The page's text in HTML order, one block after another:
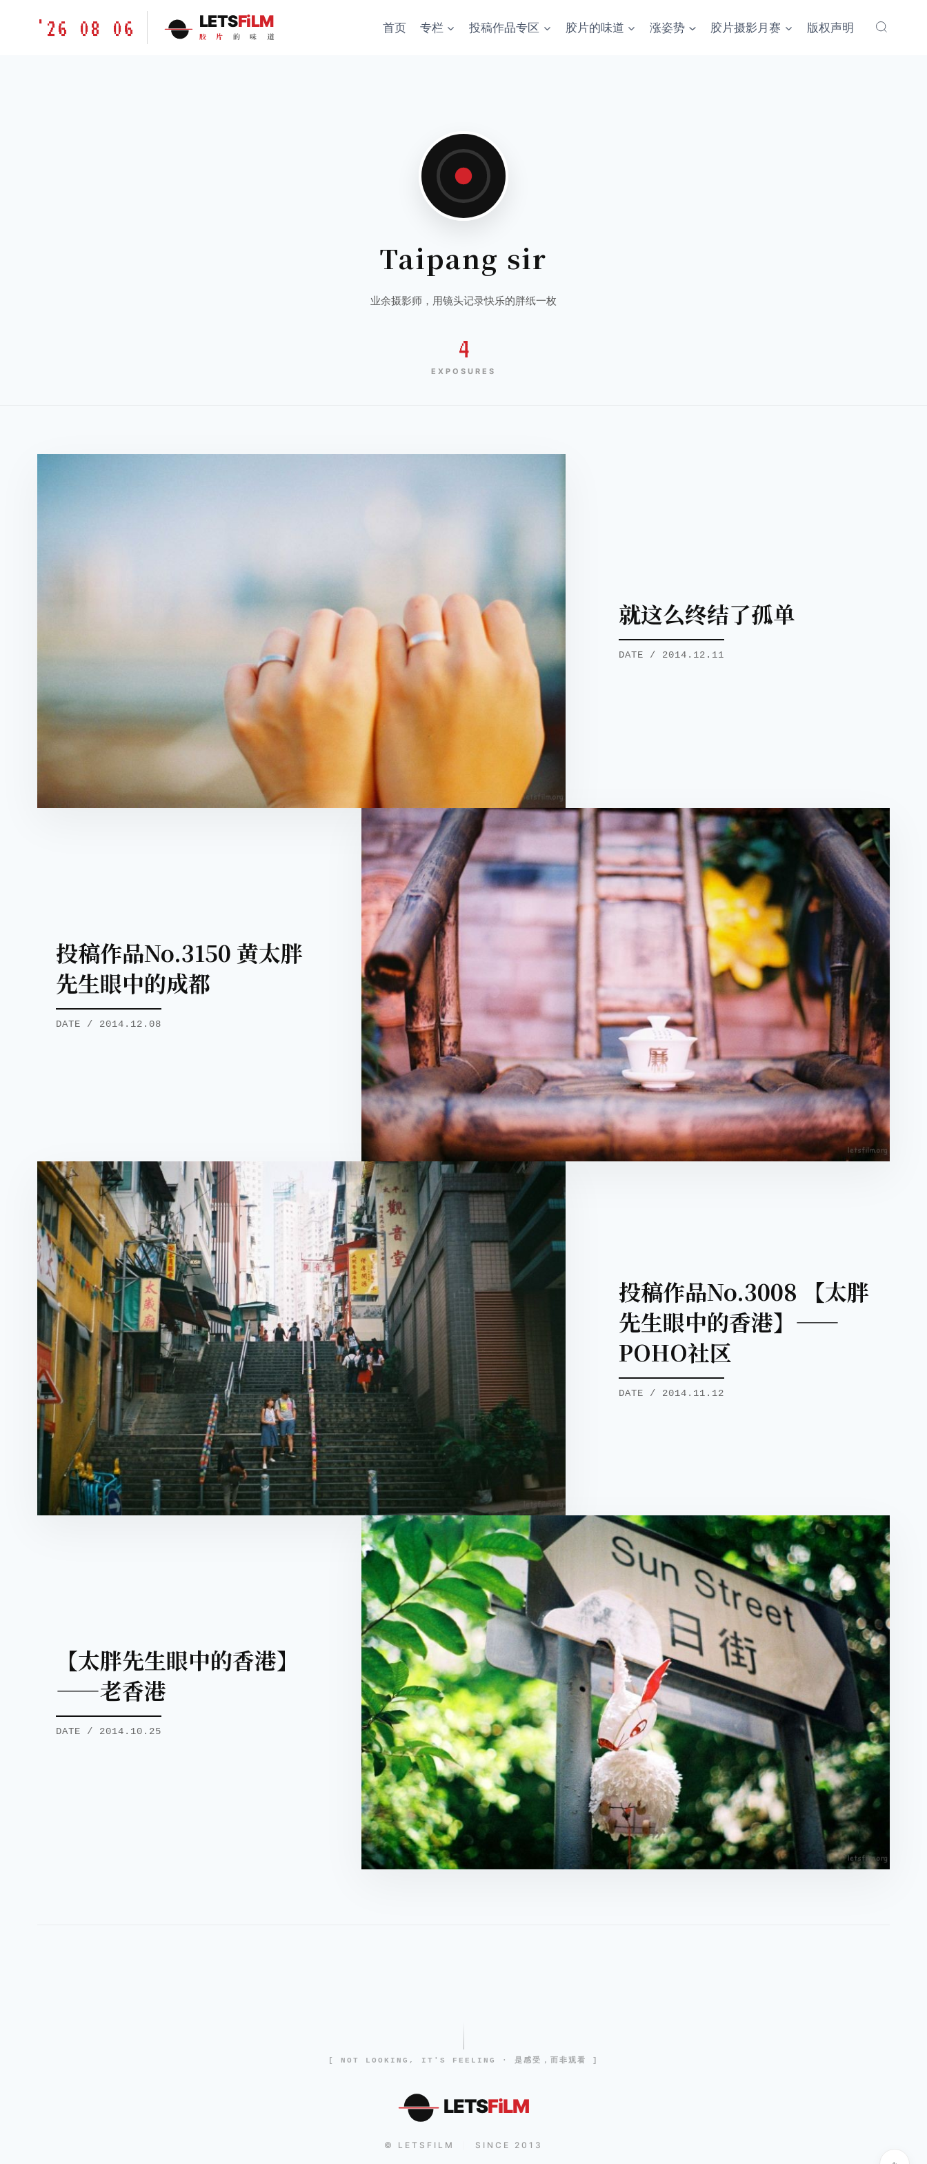
胶'26 08 06 LETSFiLM
胶 片 的 味 道
首页 专栏 投稿作品专区 胶片的味道 涨姿势 胶片摄影月赛 版权声明
Taipang sir
业余摄影师，用镜头记录快乐的胖纸一枚
4
EXPOSURES
就这么终结了孤单
DATE / 2014.12.11
投稿作品No.3150 黄太胖
先生眼中的成都
DATE / 2014.12.08
投稿作品No.3008 【太胖
先生眼中的香港】——
POHO社区
DATE / 2014.11.12
【太胖先生眼中的香港】
——老香港
DATE / 2014.10.25
[ NOT LOOKING, IT'S FEELING · 是感受，而非观看 ]
LETSFiLM
© LETSFILM SINCE 2013